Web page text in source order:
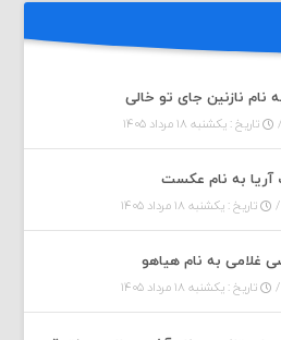
نام نازنین جای تو خالی
تاریخ : یکشنبه ۱۸ مرداد ۱۴۰۵
آریا به نام عکست
تاریخ : یکشنبه ۱۸ مرداد ۱۴۰۵
غلامی به نام هیاهو
تاریخ : یکشنبه ۱۸ مرداد ۱۴۰۵